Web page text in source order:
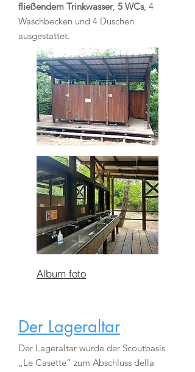
fließendem Trinkwasser, 5 WCs, 4
Waschbecken und 4 Duschen
ausgestattet.
Album foto
Der Lageraltar
Der Lageraltar wurde der Scoutbasis
„Le Casette“ zum Abschluss della